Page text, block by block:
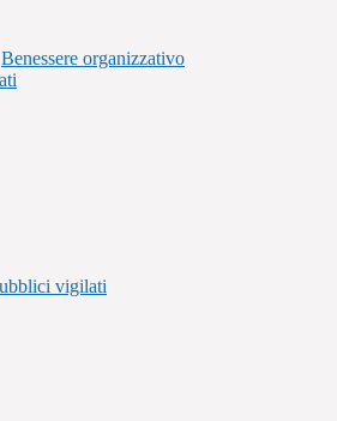
Benessere organizzativo
vigilati